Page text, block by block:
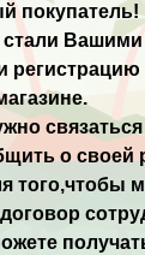
покупатель!
регистрацию
о своей
того,чтобы